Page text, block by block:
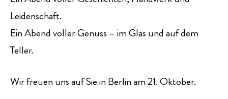
Leidenschaft.
Ein Abend voller Genuss – im Glas und auf dem
Teller.
Wir freuen uns auf Sie in Berlin am 21. Oktober.